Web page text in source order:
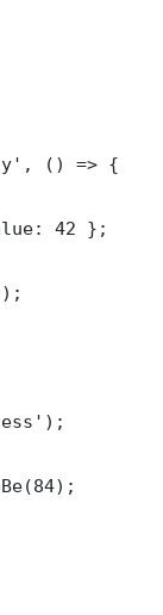
() => {
42 };